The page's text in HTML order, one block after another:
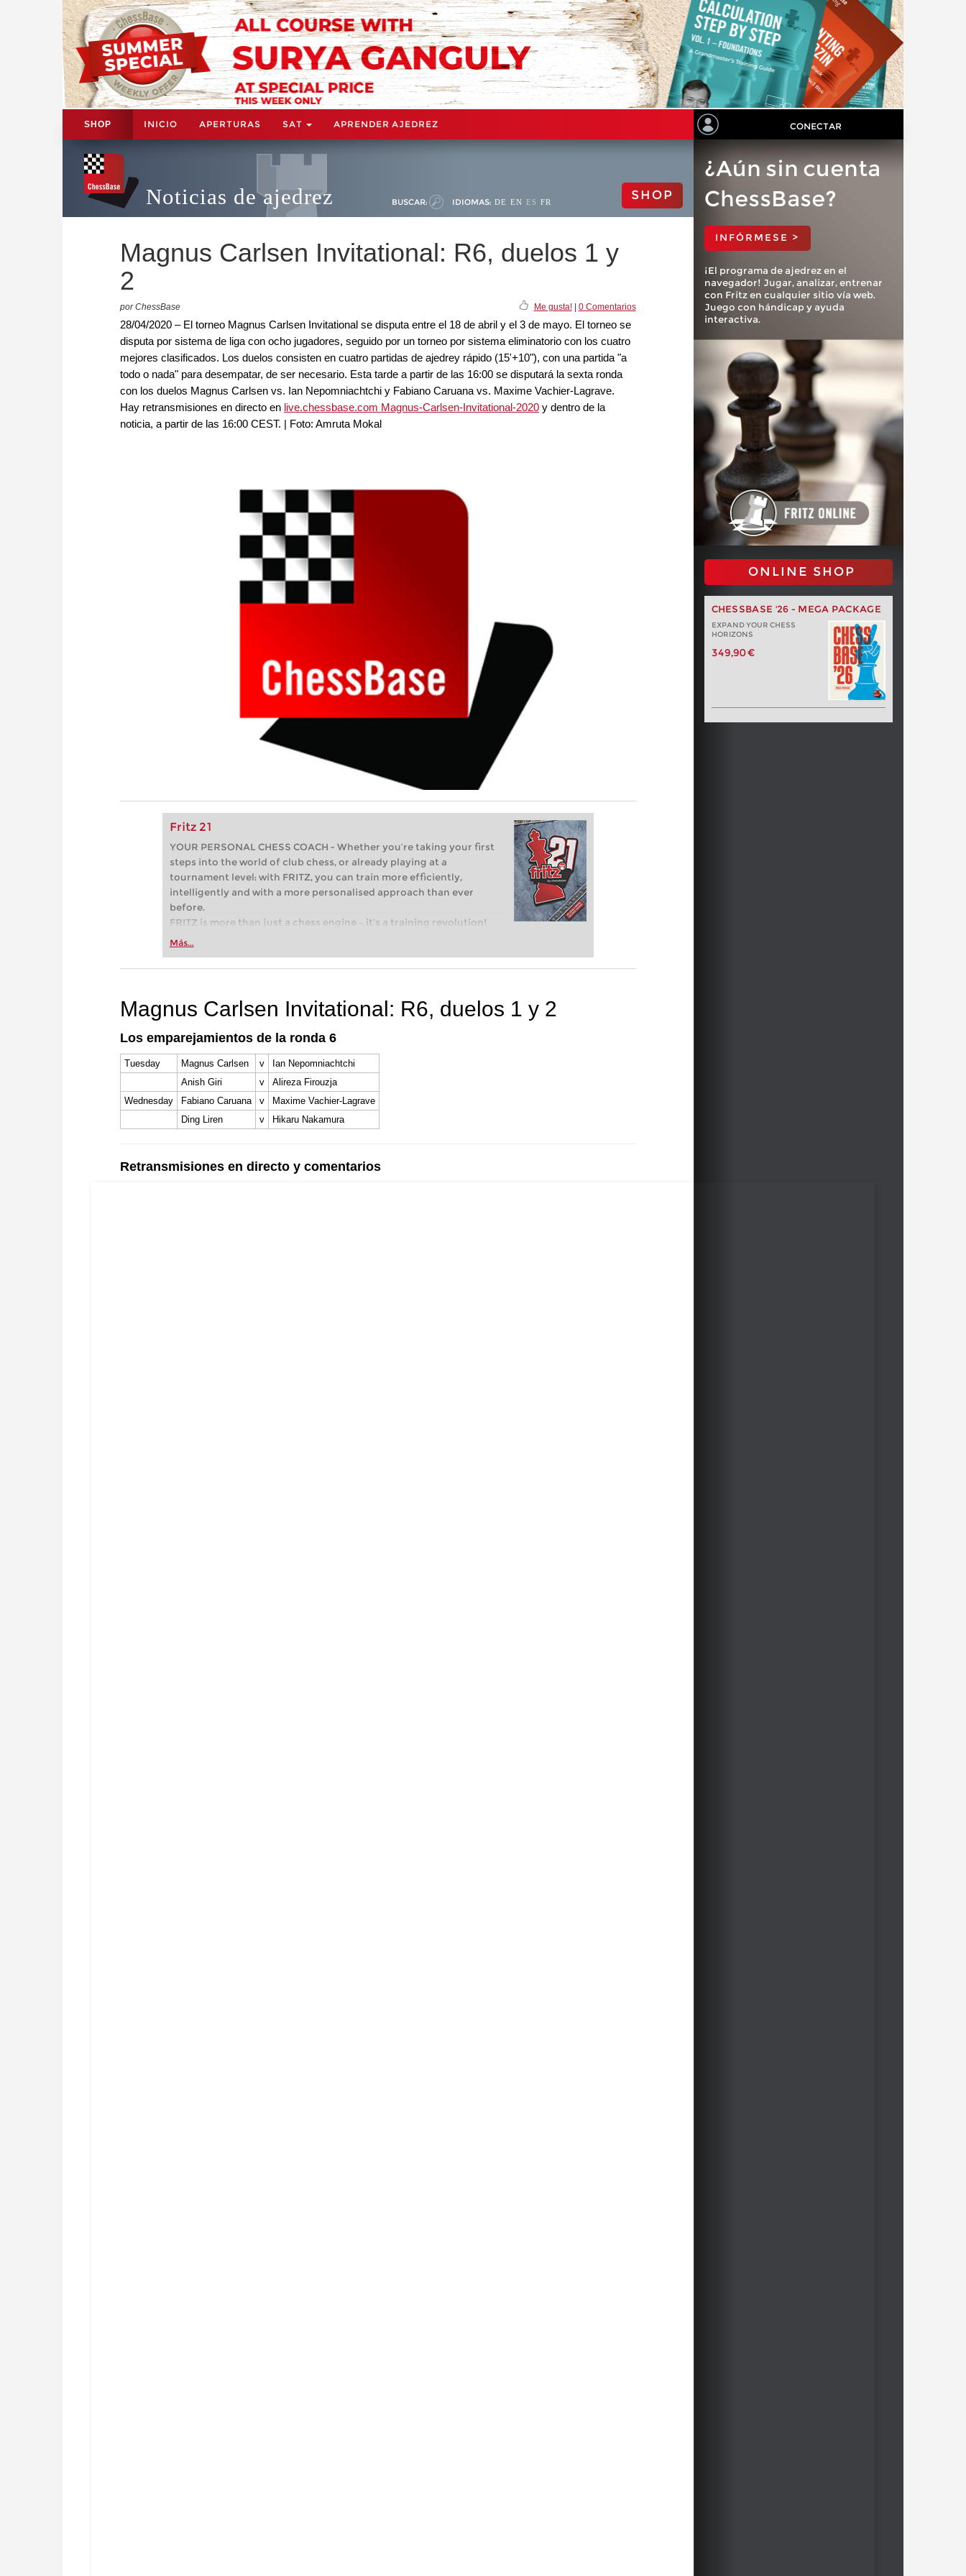
SHOP INICIO APERTURAS SAT APRENDER AJEDREZ CONECTAR
Noticias de ajedrez BUSCAR: IDIOMAS: DE EN ES FR SHOP
Magnus Carlsen Invitational: R6, duelos 1 y
2
por ChessBase Me gusta!| 0 Comentarios
28/04/2020 – El torneo Magnus Carlsen Invitational se disputa entre el 18 de abril y el 3 de mayo. El torneo se
disputa por sistema de liga con ocho jugadores, seguido por un torneo por sistema eliminatorio con los cuatro
mejores clasificados. Los duelos consisten en cuatro partidas de ajedrey rápido (15'+10"), con una partida "a
todo o nada" para desempatar, de ser necesario. Esta tarde a partir de las 16:00 se disputará la sexta ronda
con los duelos Magnus Carlsen vs. Ian Nepomniachtchi y Fabiano Caruana vs. Maxime Vachier-Lagrave.
Hay retransmisiones en directo en live.chessbase.com Magnus-Carlsen-Invitational-2020 y dentro de la
noticia, a partir de las 16:00 CEST. | Foto: Amruta Mokal
Fritz 21
YOUR PERSONAL CHESS COACH - Whether you’re taking your first
steps into the world of club chess, or already playing at a
tournament level: with FRITZ, you can train more efficiently,
intelligently and with a more personalised approach than ever
before.
FRITZ is more than just a chess engine – it’s a training revolution!
Whether you’re taking your first steps into the world of club chess,
more efficiently, intelligently and with a more personalised
Más...
¿Aún sin cuenta
ChessBase?
INFÓRMESE >
¡El programa de ajedrez en el
navegador! Jugar, analizar, entrenar
con Fritz en cualquier sitio vía web.
Juego con hándicap y ayuda
interactiva.
ONLINE SHOP
CHESSBASE '26 - MEGA PACKAGE
EXPAND YOUR CHESS
HORIZONS
349,90 €
Magnus Carlsen Invitational: R6, duelos 1 y 2
Los emparejamientos de la ronda 6
Tuesday Magnus Carlsen v
Ian Nepomniachtchi
Anish Giri
v
Alireza Firouzja
Wednesday
Fabiano Caruana v
Maxime Vachier-Lagrave
Ding Liren
v Hikaru Nakamura
Retransmisiones en directo y comentarios